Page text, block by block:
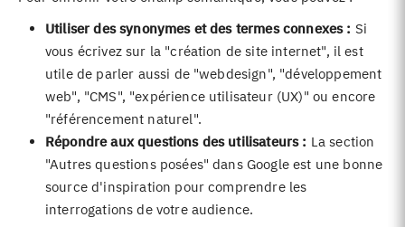
Utiliser des synonymes et des termes connexes : Si
vous écrivez sur la "création de site internet", il est
utile de parler aussi de "webdesign", "développement
web", "CMS", "expérience utilisateur (UX)" ou encore
"référencement naturel".
Répondre aux questions des utilisateurs : La section
"Autres questions posées" dans Google est une bonne
source d'inspiration pour comprendre les
interrogations de votre audience.